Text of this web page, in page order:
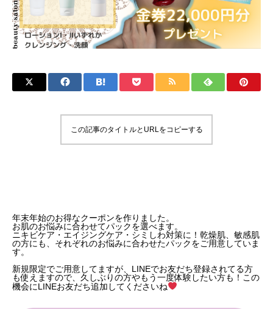
この記事のタイトルとURLをコピーする
年末年始のお得なクーポンを作りました。
お肌のお悩みに合わせてパックを選べます。
ニキビケア・エイジングケア・シミしわ対策に！乾燥肌、敏感肌
の方にも、それぞれのお悩みに合わせたパックをご用意していま
す。
新規限定でご用意してますが、LINEでお友だち登録されてる方
も使えますので、久しぶりの方やもう一度体験したい方も！この
機会にLINEお友だち追加してくださいね